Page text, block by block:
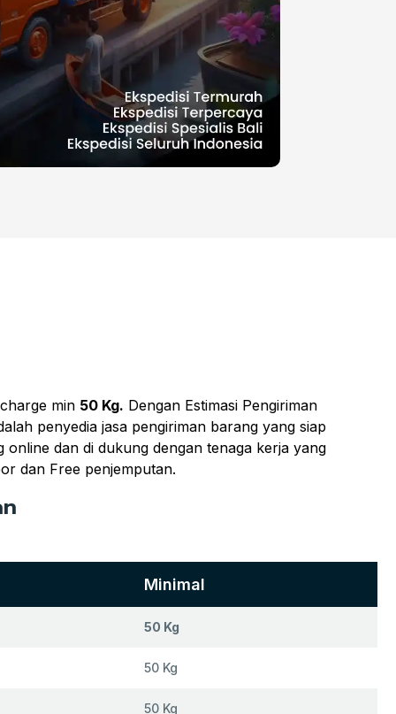
charge min 50 Kg. Dengan Estimasi Pengiriman
penyedia jasa pengiriman barang yang siap
dan di dukung dengan tenaga kerja yang
dan Free penjemputan.
Minimal
50 Kg
50 Kg
50 Kg